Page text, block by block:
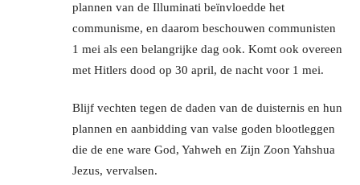
plannen van de Illuminati beïnvloedde het
communisme, en daarom beschouwen communisten
1 mei als een belangrijke dag ook. Komt ook overeen
met Hitlers dood op 30 april, de nacht voor 1 mei.
Blijf vechten tegen de daden van de duisternis en hun
plannen en aanbidding van valse goden blootleggen
die de ene ware God, Yahweh en Zijn Zoon Yahshua
Jezus, vervalsen.